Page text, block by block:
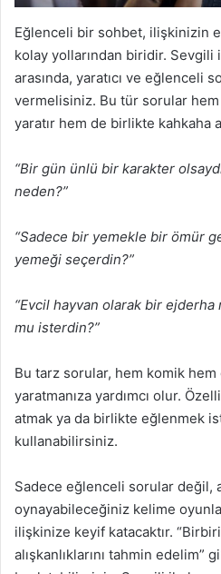
Eğlenceli bir sohbet, ilişkinizin
kolay yollarından biridir.
arasında, yaratıcı ve eğlenceli
vermelisiniz. Bu tür sorular
yaratır hem de birlikte kahkaha
“Bir gün ünlü bir karakter
neden?”
“Sadece bir yemekle bir ömür
yemeği seçerdin?”
“Evcil hayvan olarak bir
mu isterdin?”
Bu tarz sorular, hem komik hem
yaratmanıza yardımcı olur.
atmak ya da birlikte eğlenmek
kullanabilirsiniz.
Sadece eğlenceli sorular değil,
oynayabileceğiniz kelime
ilişkinize keyif katacaktır.
alışkanlıklarını tahmin edelim”